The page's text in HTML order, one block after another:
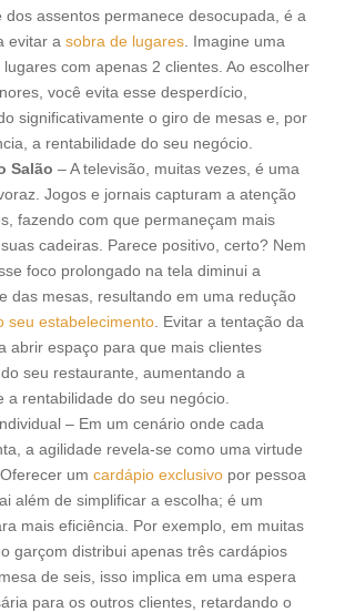
dos assentos permanece desocupada, é a
evitar a sobra de lugares . Imagine uma
lugares com apenas 2 clientes. Ao escolher
você evita esse desperdício,
significativamente o giro de mesas e, por
a rentabilidade do seu negócio.
Salão – A televisão, muitas vezes, é uma
Jogos e jornais capturam a atenção
fazendo com que permaneçam mais
cadeiras. Parece positivo, certo? Nem
foco prolongado na tela diminui a
das mesas, resultando em uma redução
seu estabelecimento . Evitar a tentação da
abrir espaço para que mais clientes
seu restaurante, aumentando a
a rentabilidade do seu negócio.
– Em um cenário onde cada
a agilidade revela-se como uma virtude
um cardápio exclusivo por pessoa
além de simplificar a escolha; é um
mais eficiência. Por exemplo, em muitas
garçom distribui apenas três cardápios
de seis, isso implica em uma espera
para os outros clientes, retardando o